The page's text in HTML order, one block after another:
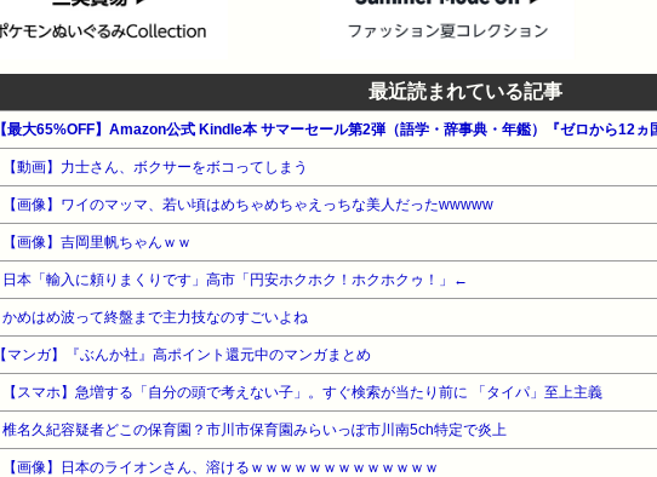
最近読まれている記事
【動画】力士さん、ボクサーをボコってしまう
【画像】ワイのマッマ、若い頃はめちゃめちゃえっちな美人だったwwwww
【画像】吉岡里帆ちゃんｗｗ
日本「輸入に頼りまくりです」高市「円安ホクホク！ホクホクゥ！」←
かめはめ波って終盤まで主力技なのすごいよね
【マンガ】『ぶんか社』高ポイント還元中のマンガまとめ
【スマホ】急増する「自分の頭で考えない子」。すぐ検索が当たり前に 「タイパ」至上主義
椎名久紀容疑者どこの保育園？市川市保育園みらいっぽ市川南5ch特定で炎上
【画像】日本のライオンさん、溶けるｗｗｗｗｗｗｗｗｗｗｗｗｗ